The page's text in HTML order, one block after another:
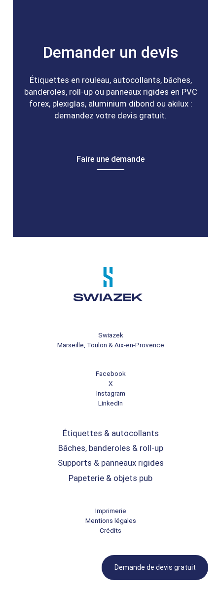
Demande de devis gratuit
Demander un devis
Étiquettes en rouleau, autocollants, bâches,
banderoles, roll-up ou panneaux rigides en PVC
forex, plexiglas, aluminium dibond ou akilux :
demandez votre devis gratuit.
Faire une demande
Swiazek
Marseille, Toulon & Aix-en-Provence
Facebook
X
Instagram
LinkedIn
Étiquettes & autocollants
Bâches, banderoles & roll-up
Supports & panneaux rigides
Papeterie & objets pub
Imprimerie
Mentions légales
Crédits